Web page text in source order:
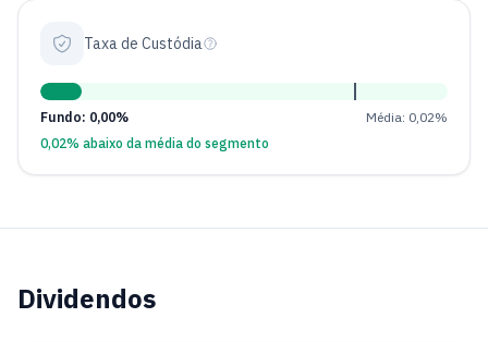
Taxa de Custódia
Fundo: 0,00%
Média: 0,02%
0,02% abaixo da média do segmento
Dividendos